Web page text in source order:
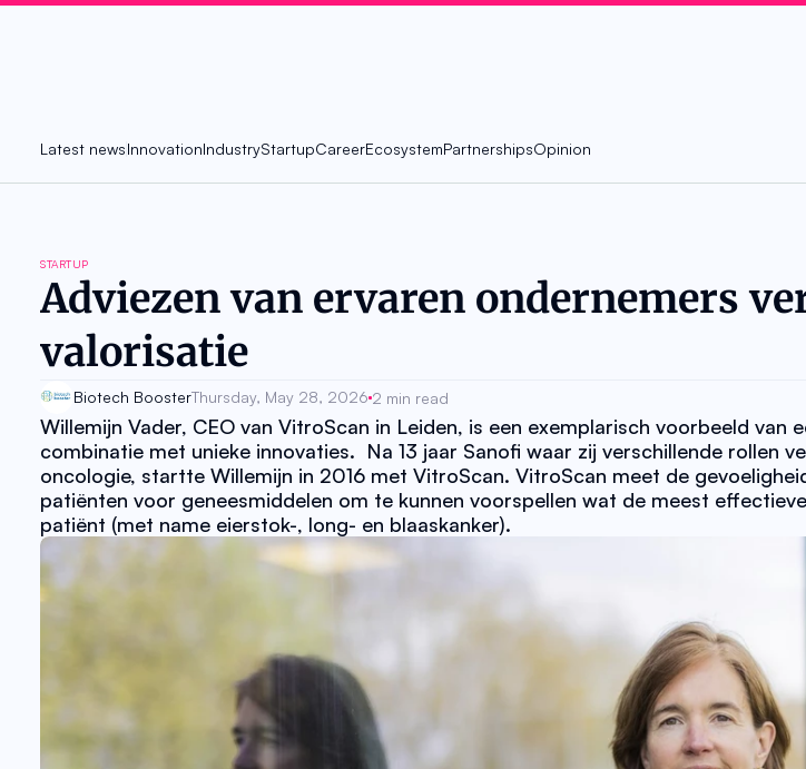
Latest newsInnovationIndustryStartupCareerEcosystemPartnershipsOpinion
STARTUP
Adviezen van ervaren ondernemers
valorisatie
Biotech BoosterThursday, May 28, 2026 2 min read
Willemijn Vader, CEO van VitroScan in Leiden, is een exemplarisch voorbeeld van
combinatie met unieke innovaties.  Na 13 jaar Sanofi waar zij verschillende rollen
oncologie, startte Willemijn in 2016 met VitroScan. VitroScan meet de
patiënten voor geneesmiddelen om te kunnen voorspellen wat de meest
patiënt (met name eierstok-, long- en blaaskanker).